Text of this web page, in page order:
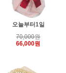
오늘부터1일
70,000원
66,000원